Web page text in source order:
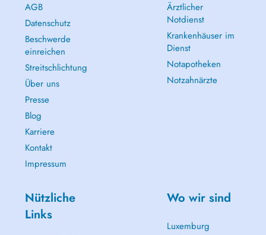
AGB
Datenschutz
Beschwerde
einreichen
Streitschlichtung
Über uns
Presse
Blog
Karriere
Kontakt
Impressum
Ärztlicher
Notdienst
Krankenhäuser im
Dienst
Notapotheken
Notzahnärzte
Nützliche
Links
Wo wir sind
Luxemburg